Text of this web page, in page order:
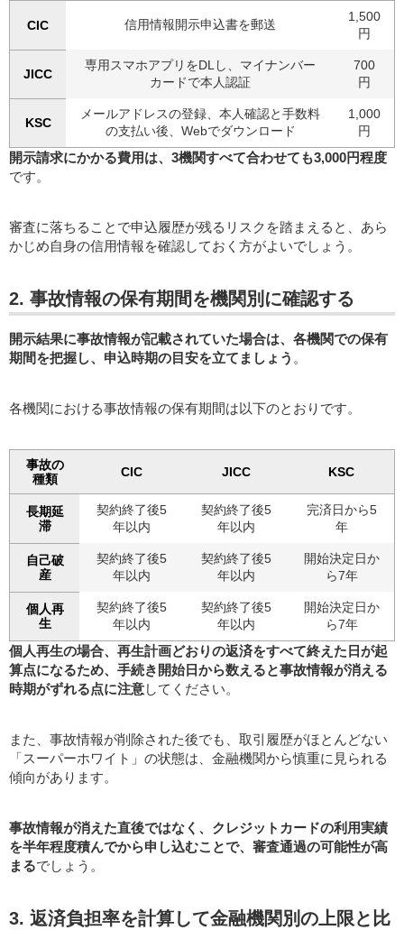
CIC 信用情報開示申込書を郵送
1,500
円
JICC
専用スマホアプリをDLし、マイナンバー
カードで本人認証
700
円
KSC
メールアドレスの登録、本人確認と手数料
の支払い後、Webでダウンロード
1,000
円
開示請求にかかる費用は、3機関すべて合わせても3,000円程度
です。
審査に落ちることで申込履歴が残るリスクを踏まえると、あら
かじめ自身の信用情報を確認しておく方がよいでしょう。
2. 事故情報の保有期間を機関別に確認する
開示結果に事故情報が記載されていた場合は、各機関での保有
期間を把握し、申込時期の目安を立てましょう 。
各機関における事故情報の保有期間は以下のとおりです。
事故の
種類
CIC JICC KSC
長期延
滞
契約終了後5
年以内
契約終了後5
年以内
完済日から5
年
自己破
産
契約終了後5
年以内
契約終了後5
年以内
開始決定日か
ら7年
個人再
生
契約終了後5
年以内
契約終了後5
年以内
開始決定日か
ら7年
個人再生の場合、再生計画どおりの返済をすべて終えた日が起
算点になるため、手続き開始日から数えると事故情報が消える
時期がずれる点に注意してください。
また、事故情報が削除された後でも、取引履歴がほとんどない
「スーパーホワイト」の状態は、金融機関から慎重に見られる
傾向があります。
事故情報が消えた直後ではなく、クレジットカードの利用実績
を半年程度積んでから申し込むことで、審査通過の可能性が高
まるでしょう。
3. 返済負担率を計算して金融機関別の上限と比